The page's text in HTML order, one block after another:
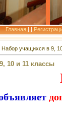
Главная | |
Набор учащихся в 9,
10 и 11 классы